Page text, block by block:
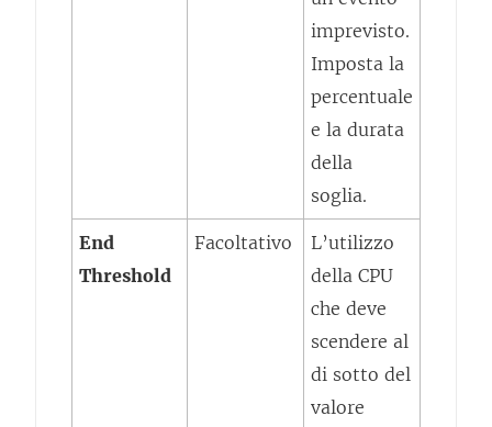
imprevisto.
Imposta la
percentuale
e la durata
della
soglia.
End
Threshold
Facoltativo
L’utilizzo
della CPU
che deve
scendere al
di sotto del
valore